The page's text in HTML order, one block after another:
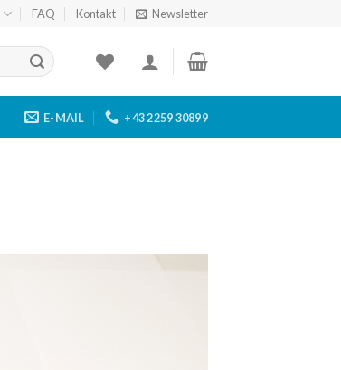
FAQ Kontakt Newsletter
E-MAIL +43 2259 30899